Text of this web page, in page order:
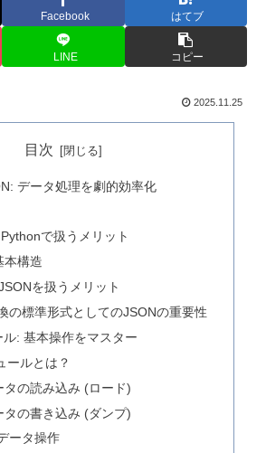
Facebook はてブ
LINE コピー
2025.11.25
目次
データ処理を劇的効率化
で扱うメリット
本構造
を扱うメリット
の標準形式としてのJSONの重要性
: 基本操作をマスター
ールとは？
タの読み込み (ロード)
タの書き込み (ダンプ)
ータ操作